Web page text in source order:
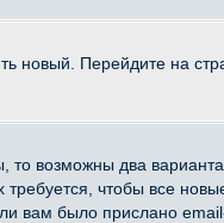
новый. Перейдите на
возможны два
чтобы все
вам было прислано